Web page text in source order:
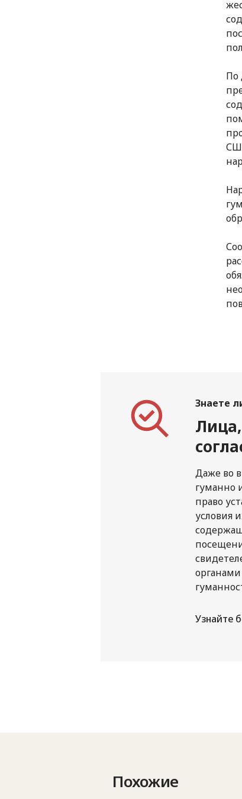
По
Знаете
Даже во
гуманно
право
условия
Узнайте
Похожие